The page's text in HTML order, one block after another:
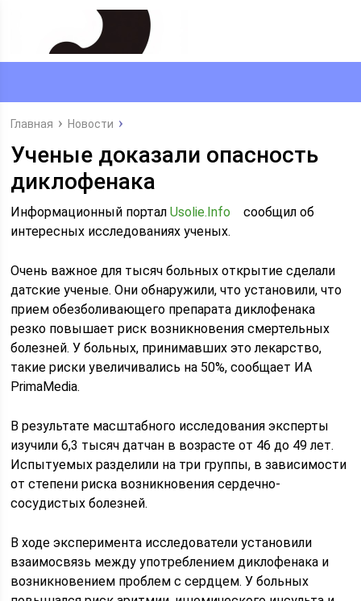
Главная Новости
Ученые доказали опасность
диклофенака
Информационный порталUsolie.Info сообщил об
интересных исследованиях ученых.
Очень важное для тысяч больных открытие сделали
датские ученые. Они обнаружили, что установили, что
прием обезболивающего препарата диклофенака
резко повышает риск возникновения смертельных
болезней. У больных, принимавших это лекарство,
такие риски увеличивались на 50%, сообщает ИА
PrimaMedia.
В результате масштабного исследования эксперты
изучили 6,3 тысяч датчан в возрасте от 46 до 49 лет.
Испытуемых разделили на три группы, в зависимости
от степени риска возникновения сердечно-
сосудистых болезней.
В ходе эксперимента исследователи установили
взаимосвязь между употреблением диклофенака и
возникновением проблем с сердцем. У больных